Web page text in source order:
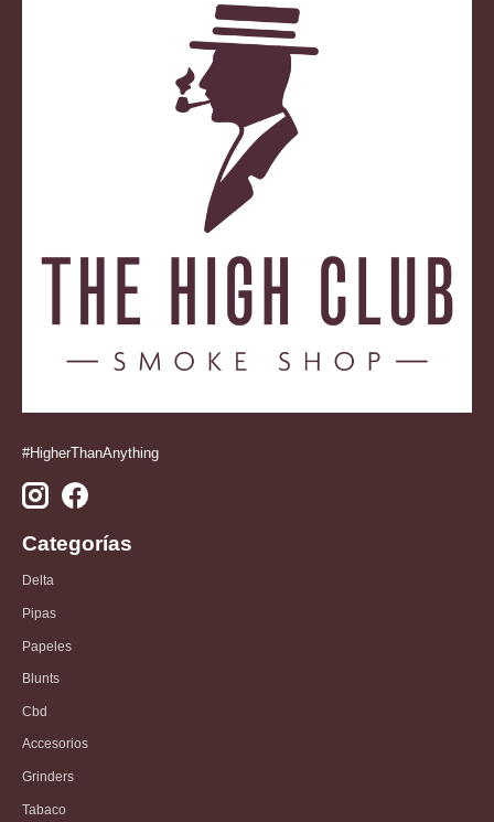
#HigherThanAnything
Categorías
Delta
Pipas
Papeles
Blunts
Cbd
Accesorios
Grinders
Tabaco